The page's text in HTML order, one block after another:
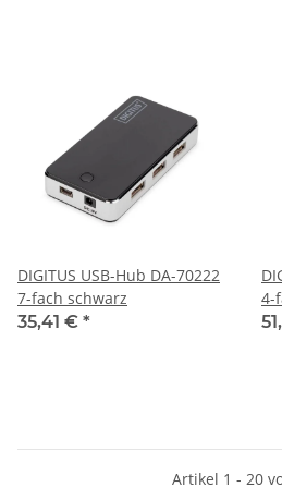
DIGITUS USB-Hub DA-70222
7-fach schwarz
35,41 € *
4-
Artikel 1 - 20